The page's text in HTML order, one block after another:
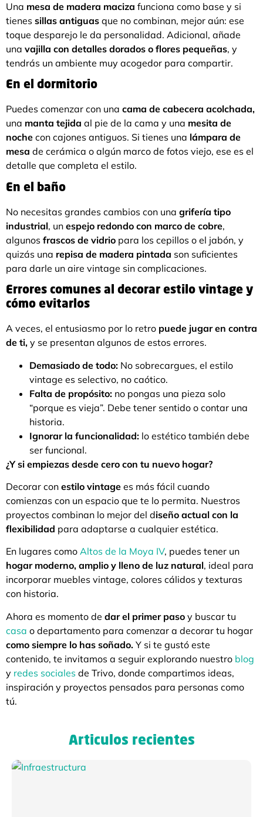
Una mesa de madera maciza funciona como base y si
tienes sillas antiguas que no combinan, mejor aún: ese
toque desparejo le da personalidad. Adicional, añade
una vajilla con detalles dorados o flores pequeñas, y
tendrás un ambiente muy acogedor para compartir.
En el dormitorio
Puedes comenzar con una cama de cabecera acolchada,
una manta tejida al pie de la cama y una mesita de
noche con cajones antiguos. Si tienes una lámpara de
mesa de cerámica o algún marco de fotos viejo, ese es el
detalle que completa el estilo.
En el baño
No necesitas grandes cambios con una grifería tipo
industrial, un espejo redondo con marco de cobre,
algunos frascos de vidrio para los cepillos o el jabón, y
quizás una repisa de madera pintada son suficientes
para darle un aire vintage sin complicaciones.
Errores comunes al decorar estilo vintage y
cómo evitarlos
A veces, el entusiasmo por lo retro puede jugar en contra
de ti, y se presentan algunos de estos errores.
Demasiado de todo: No sobrecargues, el estilo
vintage es selectivo, no caótico.
Falta de propósito: no pongas una pieza solo
“porque es vieja”. Debe tener sentido o contar una
historia.
Ignorar la funcionalidad: lo estético también debe
ser funcional.
¿Y si empiezas desde cero con tu nuevo hogar?
Decorar con estilo vintage es más fácil cuando
comienzas con un espacio que te lo permita. Nuestros
proyectos combinan lo mejor del diseño actual con la
flexibilidad para adaptarse a cualquier estética.
En lugares como Altos de la Moya IV, puedes tener un
hogar moderno, amplio y lleno de luz natural, ideal para
incorporar muebles vintage, colores cálidos y texturas
con historia.
Ahora es momento de dar el primer paso y buscar tu
casa o departamento para comenzar a decorar tu hogar
como siempre lo has soñado. Y si te gustó este
contenido, te invitamos a seguir explorando nuestro blog
y redes sociales de Trivo, donde compartimos ideas,
inspiración y proyectos pensados para personas como
tú.
Articulos recientes